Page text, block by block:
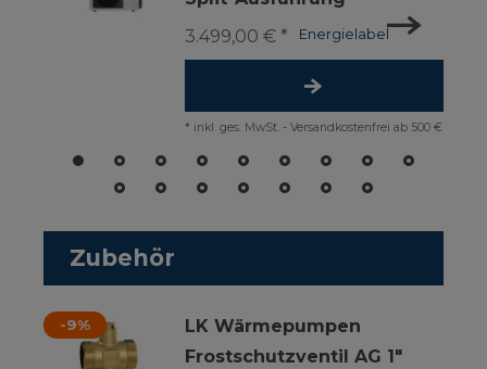
Energielabel
3.499,00 € *
* inkl. ges. MwSt. - Versandkostenfrei ab 500 €
Zubehör
-9%
LK Wärmepumpen
Frostschutzventil AG 1"